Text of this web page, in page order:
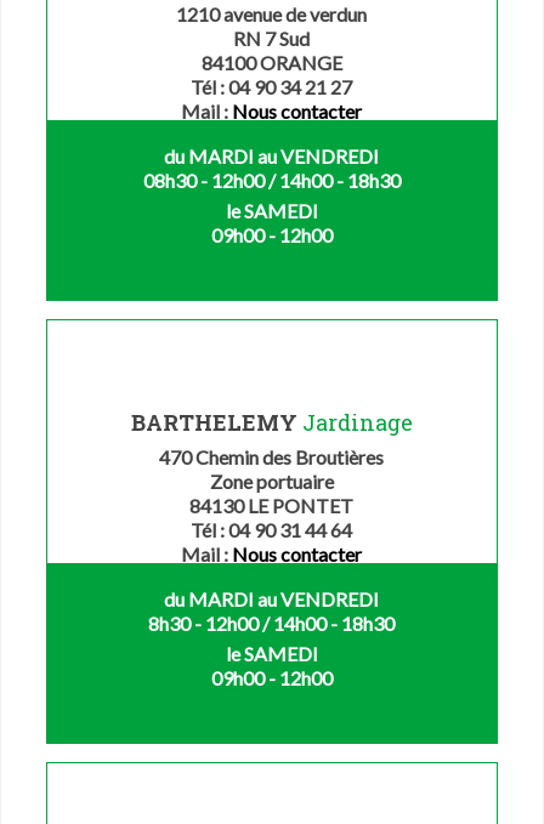
1210 avenue de verdun
RN 7 Sud
84100 ORANGE
Tél : 04 90 34 21 27
Mail : Nous contacter
du MARDI au VENDREDI
08h30 - 12h00 / 14h00 - 18h30
le SAMEDI
09h00 - 12h00
BARTHELEMY Jardinage
470 Chemin des Broutières
Zone portuaire
84130 LE PONTET
Tél : 04 90 31 44 64
Mail : Nous contacter
du MARDI au VENDREDI
8h30 - 12h00 / 14h00 - 18h30
le SAMEDI
09h00 - 12h00